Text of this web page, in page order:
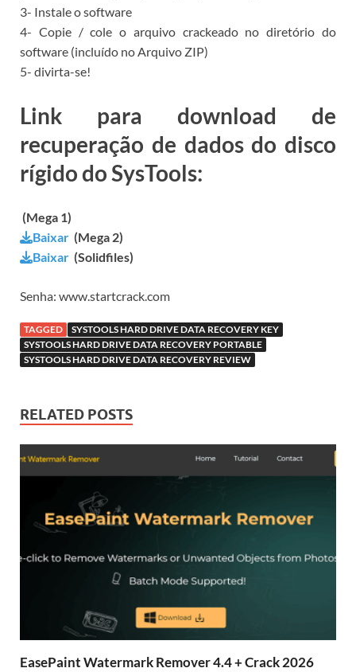
3- Instale o software
4- Copie / cole o arquivo crackeado no diretório do
software (incluído no Arquivo ZIP)
5- divirta-se!
Link para download de
recuperação de dados do disco
rígido do SysTools:
(Mega 1)
Baixar (Mega 2)
Baixar (Solidfiles)
Senha: www.startcrack.com
TAGGED
SYSTOOLS HARD DRIVE DATA RECOVERY KEY
SYSTOOLS HARD DRIVE DATA RECOVERY PORTABLE
SYSTOOLS HARD DRIVE DATA RECOVERY REVIEW
RELATED POSTS
EasePaint Watermark Remover 4.4 + Crack 2026